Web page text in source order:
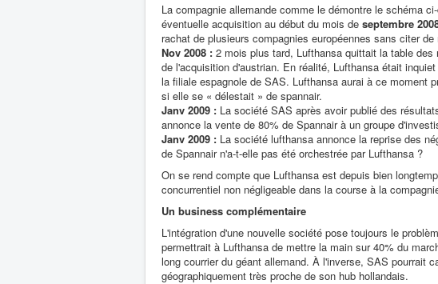
La compagnie allemande comme le démontre le schéma
éventuelle acquisition au début du mois de septembre
rachat de plusieurs compagnies européennes sans citer de
Nov 2008 : 2 mois plus tard, Lufthansa quittait la table
de l'acquisition d'austrian. En réalité, Lufthansa était
la filiale espagnole de SAS. Lufthansa aurai à ce moment
si elle se « délestait » de spannair.
Janv 2009 : La société SAS après avoir publié des
annonce la vente de 80% de Spannair à un groupe
Janv 2009 : La société lufthansa annonce la reprise des
de Spannair n'a-t-elle pas été orchestrée par Lufthansa ?
On se rend compte que Lufthansa est depuis bien
concurrentiel non négligeable dans la course à la
Un business complémentaire
L'intégration d'une nouvelle société pose toujours le
permettrait à Lufthansa de mettre la main sur 40% du
long courrier du géant allemand. À l'inverse, SAS pourrait
géographiquement très proche de son hub hollandais.